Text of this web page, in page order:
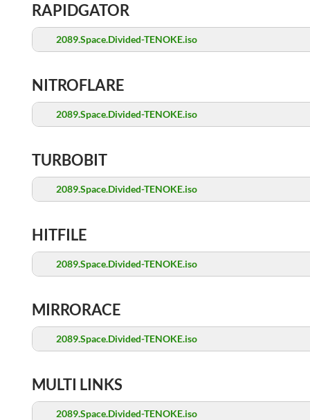
RAPIDGATOR
2089.Space.Divided-TENOKE.iso
NITROFLARE
2089.Space.Divided-TENOKE.iso
TURBOBIT
2089.Space.Divided-TENOKE.iso
HITFILE
2089.Space.Divided-TENOKE.iso
MIRRORACE
2089.Space.Divided-TENOKE.iso
MULTI LINKS
2089.Space.Divided-TENOKE.iso